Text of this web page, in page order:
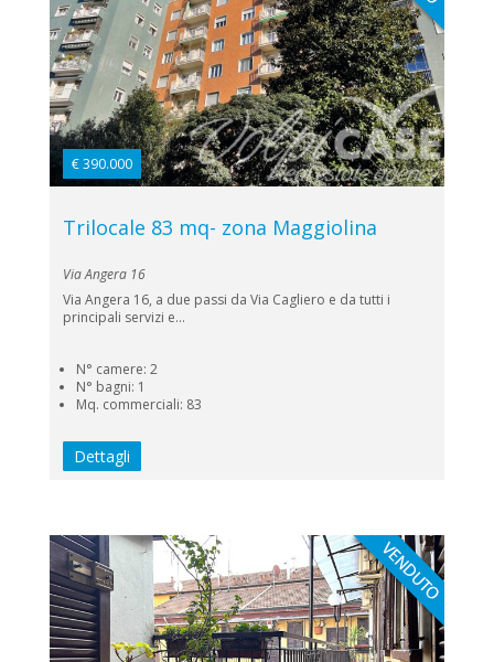
€ 390.000
Trilocale 83 mq- zona Maggiolina
Via Angera 16
Via Angera 16, a due passi da Via Cagliero e da tutti i
principali servizi e...
N° camere: 2
N° bagni: 1
Mq. commerciali: 83
Dettagli